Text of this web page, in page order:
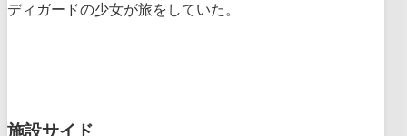
ディガードの少女が旅をしていた。
施設サイド